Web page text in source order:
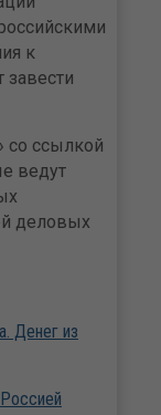
к
со ссылкой
ведут
деловых
Денег из